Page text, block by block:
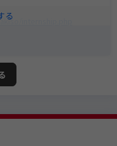
internship.php